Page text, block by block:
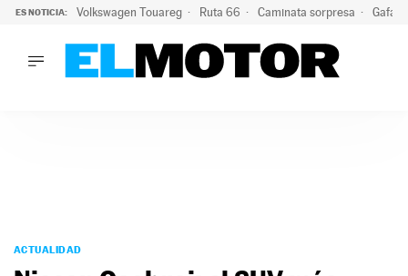
ES NOTICIA: Volkswagen Touareg Ruta 66 Caminata sorpresa Gafas
PODCAST
ACTUALIDAD